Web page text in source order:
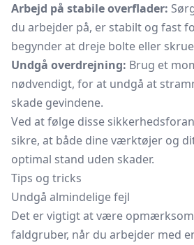
Arbejd på stabile overflader:
du arbejder på, er stabilt og fast
begynder at dreje bolte eller
Undgå overdrejning: Brug et
nødvendigt, for at undgå at
skade gevindene.
Ved at følge disse
sikre, at både dine værktøjer og
optimal stand uden skader.
Tips og tricks
Undgå almindelige fejl
Det er vigtigt at være
faldgruber, når du arbejder med